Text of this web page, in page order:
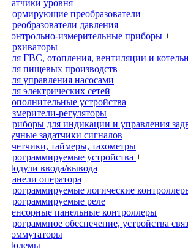
Датчики уровня
Нормирующие преобразователи
Преобразователи давления
Контрольно-измерительные приборы +
Архиваторы
Для ГВС, отопления, вентиляции и
Для пищевых производств
Для управления насосами
Для электрических сетей
Дополнительные устройства
Измерители-регуляторы
Приборы для индикации и управления
Ручные задатчики сигналов
Счетчики, таймеры, тахометры
Программируемые устройства +
Модули ввода/вывода
Панели оператора
Программируемые логические
Программируемые реле
Сенсорные панельные контроллеры
Программное обеспечение, устройства
Коммутаторы
Модемы